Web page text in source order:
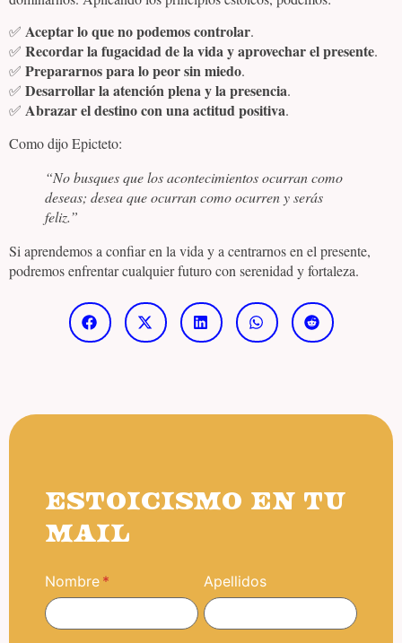
✅ Aceptar lo que no podemos controlar.
✅ Recordar la fugacidad de la vida y aprovechar el presente.
✅ Prepararnos para lo peor sin miedo.
✅ Desarrollar la atención plena y la presencia.
✅ Abrazar el destino con una actitud positiva.
Como dijo Epicteto:
“No busques que los acontecimientos ocurran como
deseas; desea que ocurran como ocurren y serás
feliz.”
Si aprendemos a confiar en la vida y a centrarnos en el presente,
podremos enfrentar cualquier futuro con serenidad y fortaleza.
ESTOICISMO EN TU
MAIL
Nombre Apellidos